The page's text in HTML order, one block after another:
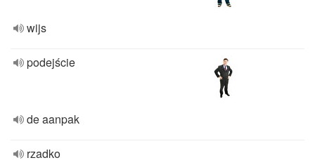
wijs
podejście
de aanpak
rzadko